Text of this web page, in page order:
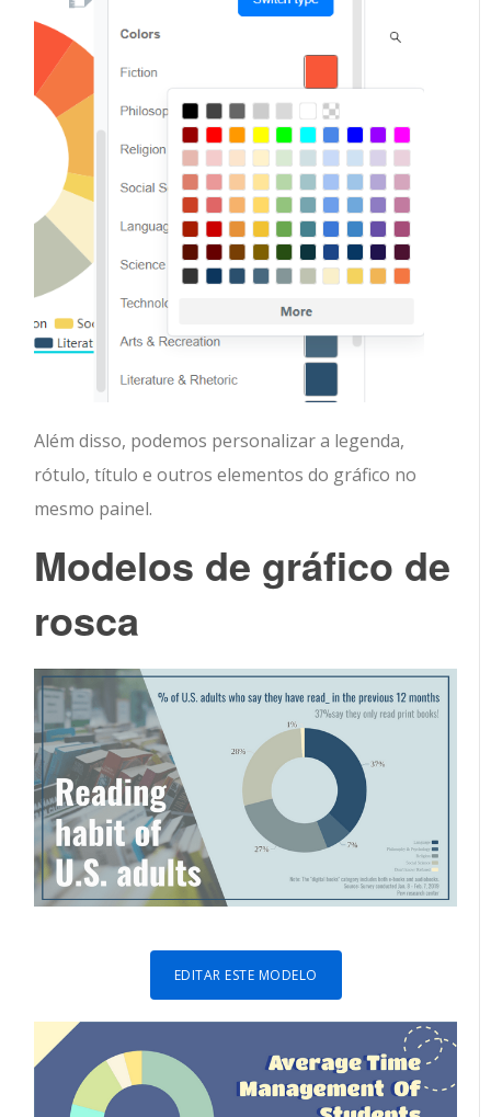
Além disso, podemos personalizar a legenda,
rótulo, título e outros elementos do gráfico no
mesmo painel.
Modelos de gráfico de
rosca
EDITAR ESTE MODELO